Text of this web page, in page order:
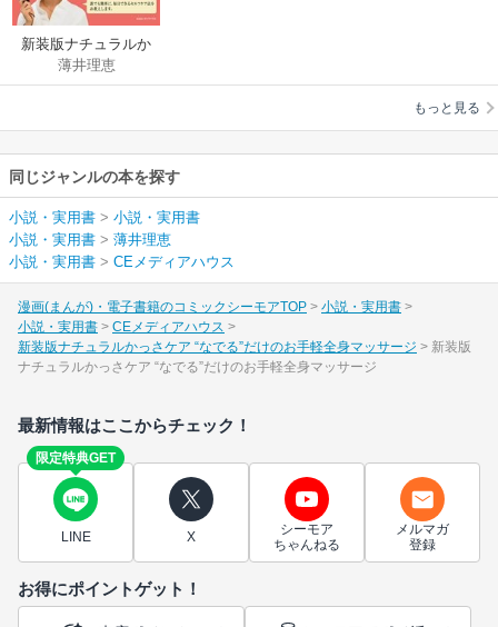
新装版ナチュラルか
っさケア “なでる”だけ
のお手軽全身マッサ
薄井理恵
もっと見る
同じジャンルの本を探す
小説・実用書 > 小説・実用書
小説・実用書 > 薄井理恵
小説・実用書 > CEメディアハウス
漫画(まんが)・電子書籍のコミックシーモアTOP
小説・実用書
小説・実用書
CEメディアハウス
新装版ナチュラルかっさケア “なでる”だけのお手軽全身マッサージ
新装版
ナチュラルかっさケア “なでる”だけのお手軽全身マッサージ
最新情報はここからチェック！
限定特典GET
LINE X
シーモア
ちゃんねる
メルマガ
登録
お得にポイントゲット！